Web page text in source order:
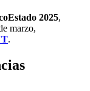
2025,
marzo,
.